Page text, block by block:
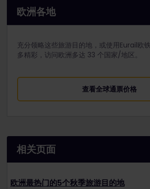
欧洲各地
充分领略这些旅游目的地，或使用Eurail欧
多精彩，访问欧洲多达 33 个国家/地区。
查看全球通票价格
相关页面
欧洲最热门的5个秋季旅游目的地